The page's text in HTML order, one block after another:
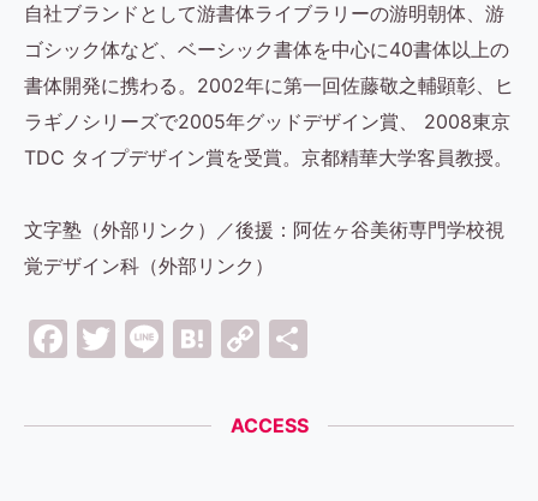
自社ブランドとして游書体ライブラリーの游明朝体、游
ゴシック体など、ベーシック書体を中心に40書体以上の
書体開発に携わる。2002年に第一回佐藤敬之輔顕彰、ヒ
ラギノシリーズで2005年グッドデザイン賞、 2008東京
TDC タイプデザイン賞を受賞。京都精華大学客員教授。
文字塾（外部リンク）／後援：阿佐ヶ谷美術専門学校視
覚デザイン科（外部リンク）
Facebook
Twitter
LineHatena
Copy
ACCESS